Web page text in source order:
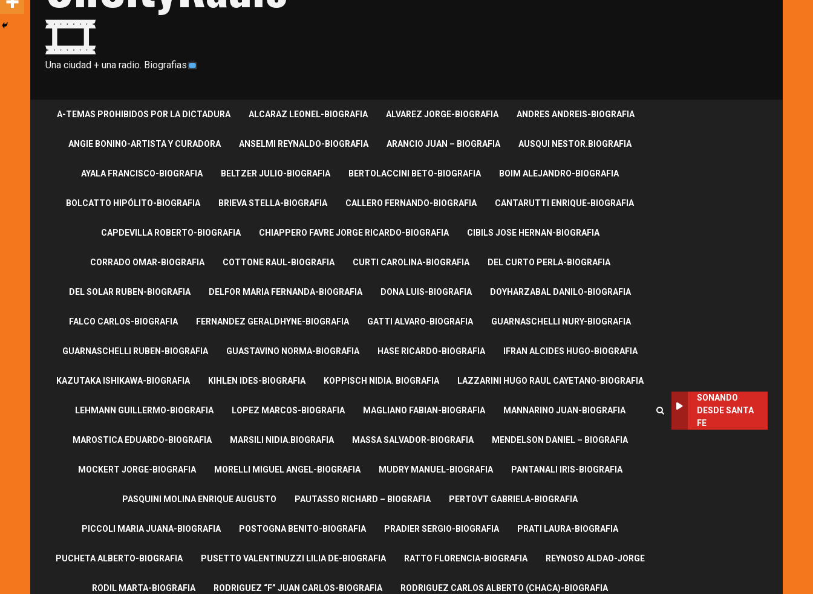
🎞
Una ciudad + una radio. Biografias
A-TEMAS PROHIBIDOS POR LA DICTADURA ALCARAZ LEONEL-BIOGRAFIA ALVAREZ JORGE-BIOGRAFIA ANDRES ANDREIS-BIOGRAFIA
ANGIE BONINO-ARTISTA Y CURADORA ANSELMI REYNALDO-BIOGRAFIA ARANCIO JUAN – BIOGRAFIA AUSQUI NESTOR.BIOGRAFIA
AYALA FRANCISCO-BIOGRAFIA BELTZER JULIO-BIOGRAFIA BERTOLACCINI BETO-BIOGRAFIA BOIM ALEJANDRO-BIOGRAFIA
BOLCATTO HIPÓLITO-BIOGRAFIA BRIEVA STELLA-BIOGRAFIA CALLERO FERNANDO-BIOGRAFIA CANTARUTTI ENRIQUE-BIOGRAFIA
CAPDEVILLA ROBERTO-BIOGRAFIA CHIAPPERO FAVRE JORGE RICARDO-BIOGRAFIA CIBILS JOSE HERNAN-BIOGRAFIA
CORRADO OMAR-BIOGRAFIA COTTONE RAUL-BIOGRAFIA CURTI CAROLINA-BIOGRAFIA DEL CURTO PERLA-BIOGRAFIA
DEL SOLAR RUBEN-BIOGRAFIA DELFOR MARIA FERNANDA-BIOGRAFIA DONA LUIS-BIOGRAFIA DOYHARZABAL DANILO-BIOGRAFIA
FALCO CARLOS-BIOGRAFIA FERNANDEZ GERALDHYNE-BIOGRAFIA GATTI ALVARO-BIOGRAFIA GUARNASCHELLI NURY-BIOGRAFIA
GUARNASCHELLI RUBEN-BIOGRAFIA GUASTAVINO NORMA-BIOGRAFIA HASE RICARDO-BIOGRAFIA IFRAN ALCIDES HUGO-BIOGRAFIA
KAZUTAKA ISHIKAWA-BIOGRAFIA KIHLEN IDES-BIOGRAFIA KOPPISCH NIDIA. BIOGRAFIA LAZZARINI HUGO RAUL CAYETANO-BIOGRAFIA
LEHMANN GUILLERMO-BIOGRAFIA LOPEZ MARCOS-BIOGRAFIA MAGLIANO FABIAN-BIOGRAFIA MANNARINO JUAN-BIOGRAFIA
MAROSTICA EDUARDO-BIOGRAFIA MARSILI NIDIA.BIOGRAFIA MASSA SALVADOR-BIOGRAFIA MENDELSON DANIEL – BIOGRAFIA
MOCKERT JORGE-BIOGRAFIA MORELLI MIGUEL ANGEL-BIOGRAFIA MUDRY MANUEL-BIOGRAFIA PANTANALI IRIS-BIOGRAFIA
PASQUINI MOLINA ENRIQUE AUGUSTO PAUTASSO RICHARD – BIOGRAFIA PERTOVT GABRIELA-BIOGRAFIA
PICCOLI MARIA JUANA-BIOGRAFIA POSTOGNA BENITO-BIOGRAFIA PRADIER SERGIO-BIOGRAFIA PRATI LAURA-BIOGRAFIA
PUCHETA ALBERTO-BIOGRAFIA PUSETTO VALENTINUZZI LILIA DE-BIOGRAFIA RATTO FLORENCIA-BIOGRAFIA REYNOSO ALDAO-JORGE
RODIL MARTA-BIOGRAFIA RODRIGUEZ “F” JUAN CARLOS-BIOGRAFIA RODRIGUEZ CARLOS ALBERTO (CHACA)-BIOGRAFIA
SONANDO
DESDE SANTA
FE